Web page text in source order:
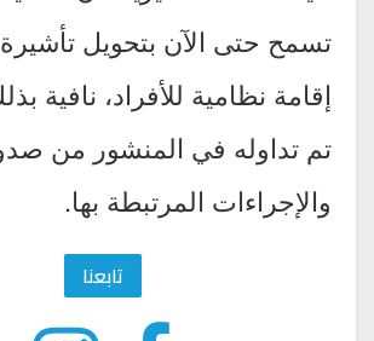
تسمح حتى الآن بتحويل تأشيرة
إقامة نظامية للأفراد، نافية
تم تداوله في المنشور من
والإجراءات المرتبطة بها.
تابعنا